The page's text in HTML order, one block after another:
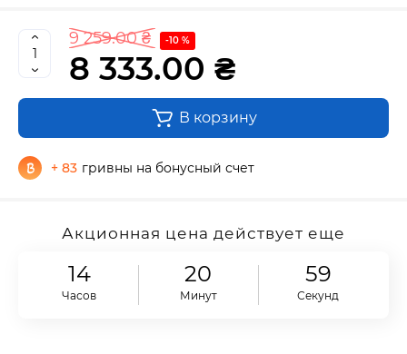
9 259.00 ₴ -10 %
8 333.00 ₴
В корзину
+ 83 гривны на бонусный счет
Акционная цена действует еще
14
Часов
20
Минут
59
Секунд